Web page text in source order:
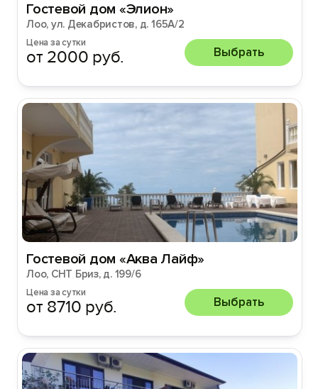
Гостевой дом «Элион»
Лоо, ул. Декабристов, д. 165А/2
Цена за сутки
от 2000 руб. Выбрать
Гостевой дом «Аква Лайф»
Лоо, СНТ Бриз, д. 199/6
Цена за сутки
от 8710 руб. Выбрать